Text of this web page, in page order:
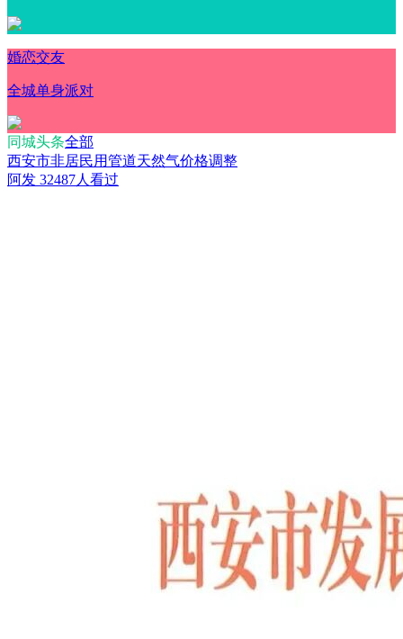
婚恋交友
全城单身派对
同城头条全部
西安市非居民用管道天然气价格调整
阿发 32487人看过